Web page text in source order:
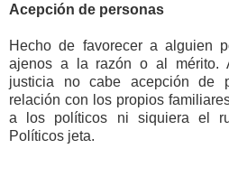
Acepción de personas
Hecho de favorecer a alguien
ajenos a la razón o al mérito.
justicia no cabe acepción de
relación con los propios
a los políticos ni siquiera el
Políticos jeta.